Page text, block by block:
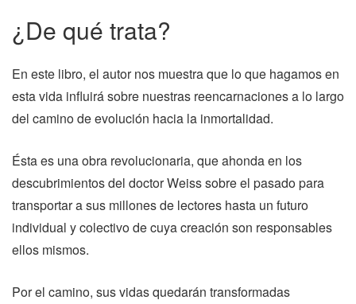
¿De qué trata?
En este libro, el autor nos muestra que lo que hagamos en
esta vida influirá sobre nuestras reencarnaciones a lo largo
del camino de evolución hacia la inmortalidad.
Ésta es una obra revolucionaria, que ahonda en los
descubrimientos del doctor Weiss sobre el pasado para
transportar a sus millones de lectores hasta un futuro
individual y colectivo de cuya creación son responsables
ellos mismos.
Por el camino, sus vidas quedarán transformadas